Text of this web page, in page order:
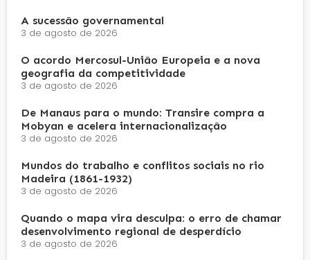
A sucessão governamental
3 de agosto de 2026
O acordo Mercosul-União Europeia e a nova
geografia da competitividade
3 de agosto de 2026
De Manaus para o mundo: Transire compra a
Mobyan e acelera internacionalização
3 de agosto de 2026
Mundos do trabalho e conflitos sociais no rio
Madeira (1861-1932)
3 de agosto de 2026
Quando o mapa vira desculpa: o erro de chamar
desenvolvimento regional de desperdício
3 de agosto de 2026